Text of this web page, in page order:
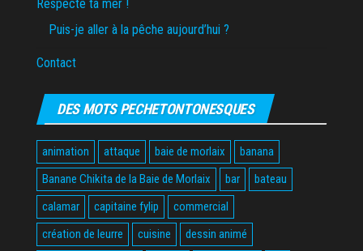
Respecte ta mer !
Puis-je aller à la pêche aujourd’hui ?
Contact
DES MOTS PECHETONTONESQUES
animation attaque baie de morlaix
banana
Banane Chikita de la Baie de Morlaix
bar
bateau
calamar
capitaine fylip
commercial
création de leurre
cuisine
dessin animé